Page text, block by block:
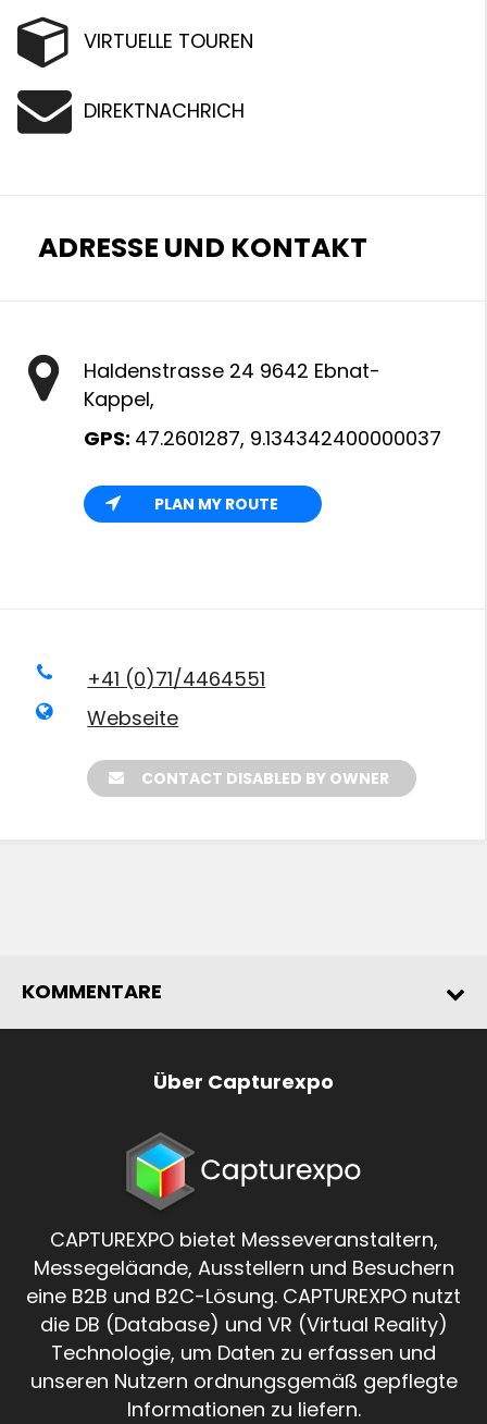
VIRTUELLE TOUREN
DIREKTNACHRICH
ADRESSE UND KONTAKT
Haldenstrasse 24 9642 Ebnat-
Kappel,
GPS: 47.2601287, 9.134342400000037
PLAN MY ROUTE
+41 (0)71/4464551
Webseite
CONTACT DISABLED BY OWNER
KOMMENTARE
Über Capturexpo
CAPTUREXPO bietet Messeveranstaltern,
Messegeläande, Ausstellern und Besuchern
eine B2B und B2C-Lösung. CAPTUREXPO nutzt
die DB (Database) und VR (Virtual Reality)
Technologie, um Daten zu erfassen und
unseren Nutzern ordnungsgemäß gepflegte
Informationen zu liefern.